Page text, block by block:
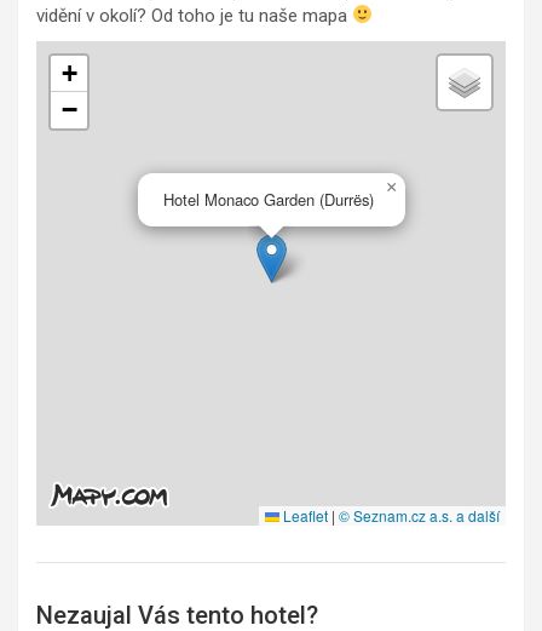
vidění v okolí? Od toho je tu naše mapa
Hotel Monaco Garden (Durrës)
×
+
−
Leaflet | © Seznam.cz a.s. a další
Nezaujal Vás tento hotel?